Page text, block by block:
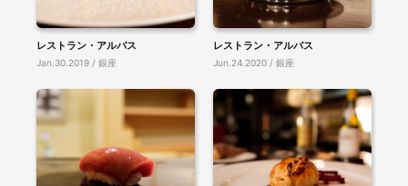
レストラン・アルバス
Jan.30.2019 / 銀座
レストラン・アルバス
Jun.24.2020 / 銀座